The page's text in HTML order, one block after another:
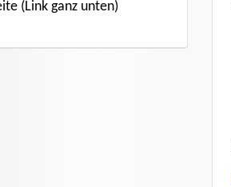
(Link ganz unten)